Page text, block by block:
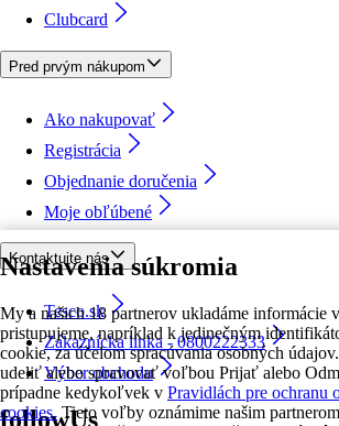
Nastavenia súkromia
My a našich 18 partnerov ukladáme informácie
pristupujeme, napríklad k jedinečným
cookie, za účelom spracúvania osobných
udeliť alebo spravovať voľbou Prijať alebo
prípadne kedykoľvek v Pravidlách pre ochranu
cookies. Tieto voľby oznámime našim
Clubcard
Pred prvým nákupom
Ako nakupovať
Registrácia
Objednanie doručenia
Moje obľúbené
Kontaktujte nás
Tesco.sk
Zákaznícka linka - 0800222333
Výber obchodu
followUs